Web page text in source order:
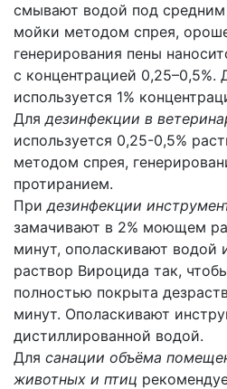
смывают водой под
мойки методом спрея,
генерирования пены
с концентрацией 0,25–0,5%.
используется 1%
Длядезинфекции в
используется 0,25-0,5%
методом спрея,
протиранием.
Придезинфекции
замачивают в 2% моющем
минут, ополаскивают водой
раствор Вироцида так,
полностью покрыта
минут. Ополаскивают
дистиллированной водой.
Для санации объёма
животных и птиц